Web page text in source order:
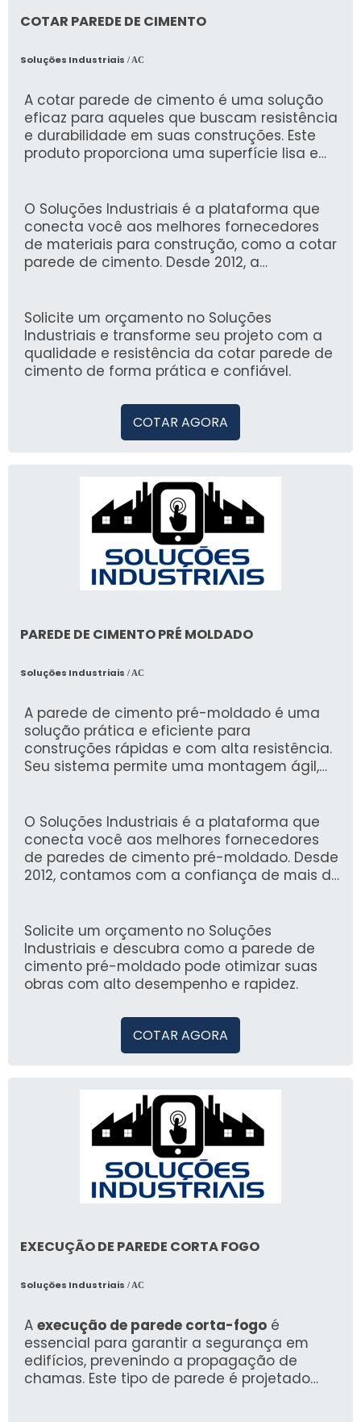
COTAR PAREDE DE CIMENTO
Soluções Industriais / AC
A cotar parede de cimento é uma solução
eficaz para aqueles que buscam resistência
e durabilidade em suas construções. Este
produto proporciona uma superfície lisa e
suportam a ação do tempo.
O Soluções Industriais é a plataforma que
conecta você aos melhores fornecedores
de materiais para construção, como a cotar
parede de cimento. Desde 2012, a
experiência e segurança na busca por
soluções industriais.
Solicite um orçamento no Soluções
Industriais e transforme seu projeto com a
qualidade e resistência da cotar parede de
cimento de forma prática e confiável.
COTAR AGORA
PAREDE DE CIMENTO PRÉ MOLDADO
Soluções Industriais / AC
A parede de cimento pré-moldado é uma
solução prática e eficiente para
construções rápidas e com alta resistência.
Seu sistema permite uma montagem ágil,
eficiência.
O Soluções Industriais é a plataforma que
conecta você aos melhores fornecedores
de paredes de cimento pré-moldado. Desde
2012, contamos com a confiança de mais de
credibilidade no setor industrial.
Solicite um orçamento no Soluções
Industriais e descubra como a parede de
cimento pré-moldado pode otimizar suas
obras com alto desempenho e rapidez.
COTAR AGORA
EXECUÇÃO DE PAREDE CORTA FOGO
Soluções Industriais / AC
A execução de parede corta-fogo é
essencial para garantir a segurança em
edifícios, prevenindo a propagação de
chamas. Este tipo de parede é projetado